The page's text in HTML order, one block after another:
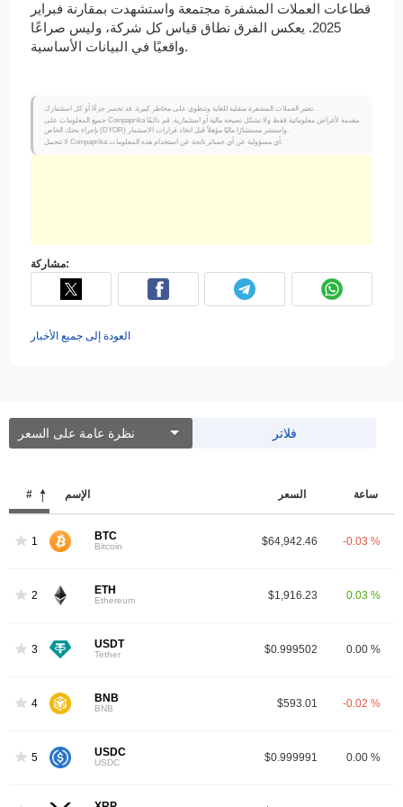
قطاعات العملات المشفرة مجتمعة واستشهدت بمقارنة فبراير
2025. يعكس الفرق نطاق قياس كل شركة، وليس صراعًا
واقعيًا في البيانات الأساسية.
تعتبر العملات المشفرة متقلبة للغاية وتنطوي على مخاطر كبيرة. قد تخسر جزءًا أو كل استثمارك.
جميع المعلومات على Coinpaprika مقدمة لأغراض معلوماتية فقط ولا تشكل نصيحة مالية أو استثمارية. قم دائمًا
مشاركة:
العودة إلى جميع الأخبار
نظرة عامة على السعر فلاتر
# الإسم السعر ساعة
1 BTC
Bitcoin $64,942.46 -0.03 %
2 ETH
Ethereum $1,916.23 0.03 %
3 USDT
Tether $0.999502 0.00 %
4 BNB
BNB $593.01 -0.02 %
5 USDC
USDC $0.999991 0.00 %